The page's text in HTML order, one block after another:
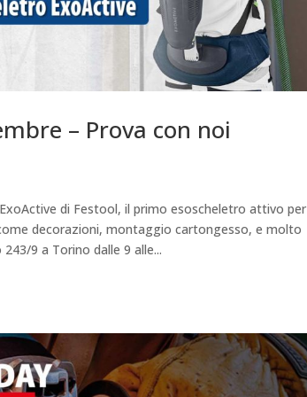
– Prova con noi
di Festool, il primo esoscheletro attivo per
decorazioni, montaggio cartongesso, e molto
9 a Torino dalle 9 alle...